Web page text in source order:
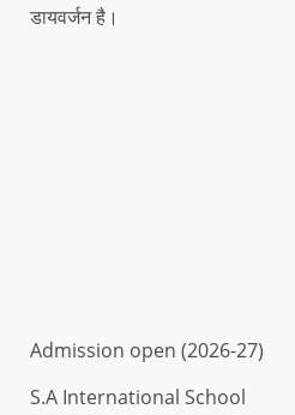
डायवर्जन है।
Admission open (2026-27)
S.A International School